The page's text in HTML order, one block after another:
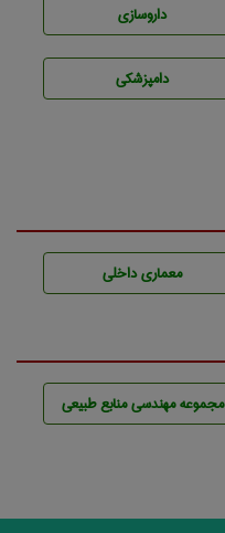
داروسازی
دامپزشكی
معماری داخلی
مجموعه مهندسی منابع طبيعی